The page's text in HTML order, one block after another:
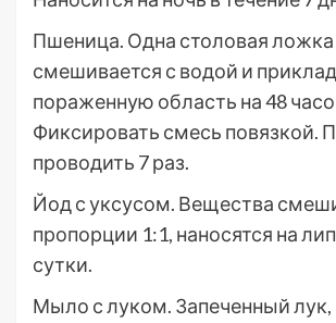
Пшеница. Одна столовая
смешивается с водой и
пораженную область на 48
Фиксировать смесь повязкой.
проводить 7 раз.
Йод с уксусом. Вещества
пропорции 1:1, наносятся на
сутки.
Мыло с луком. Запеченный лук,